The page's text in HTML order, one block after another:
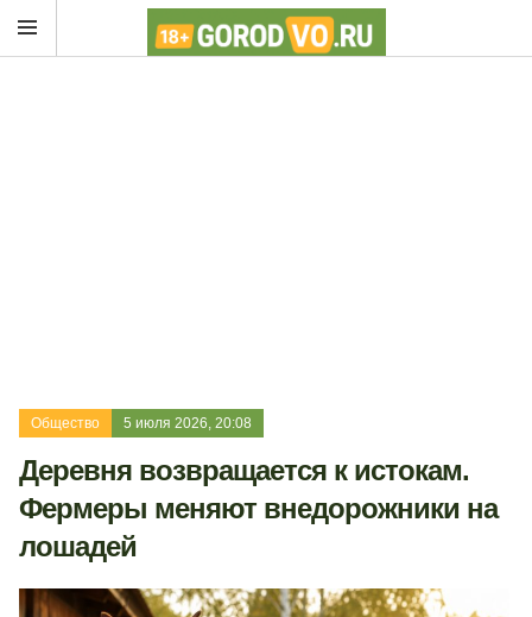
Общество 5 июля 2026, 20:08
Деревня возвращается к истокам.
Фермеры меняют внедорожники на
лошадей